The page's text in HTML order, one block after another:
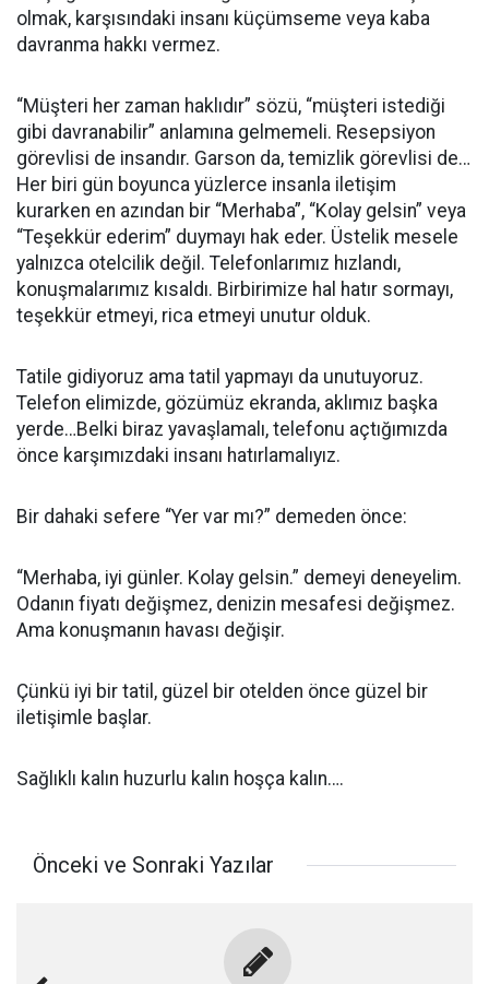
olmak, karşısındaki insanı küçümseme veya kaba
davranma hakkı vermez.
“Müşteri her zaman haklıdır” sözü, “müşteri istediği
gibi davranabilir” anlamına gelmemeli. Resepsiyon
görevlisi de insandır. Garson da, temizlik görevlisi de…
Her biri gün boyunca yüzlerce insanla iletişim
kurarken en azından bir “Merhaba”, “Kolay gelsin” veya
“Teşekkür ederim” duymayı hak eder. Üstelik mesele
yalnızca otelcilik değil. Telefonlarımız hızlandı,
konuşmalarımız kısaldı. Birbirimize hal hatır sormayı,
teşekkür etmeyi, rica etmeyi unutur olduk.
Tatile gidiyoruz ama tatil yapmayı da unutuyoruz.
Telefon elimizde, gözümüz ekranda, aklımız başka
yerde…Belki biraz yavaşlamalı, telefonu açtığımızda
önce karşımızdaki insanı hatırlamalıyız.
Bir dahaki sefere “Yer var mı?” demeden önce:
“Merhaba, iyi günler. Kolay gelsin.” demeyi deneyelim.
Odanın fiyatı değişmez, denizin mesafesi değişmez.
Ama konuşmanın havası değişir.
Çünkü iyi bir tatil, güzel bir otelden önce güzel bir
iletişimle başlar.
Sağlıklı kalın huzurlu kalın hoşça kalın….
Önceki ve Sonraki Yazılar